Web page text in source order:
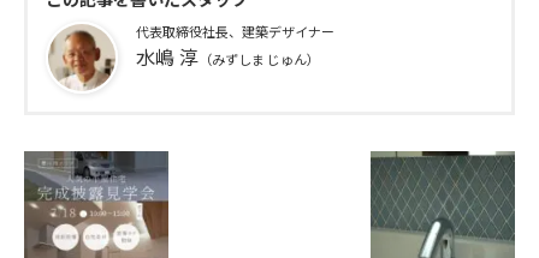
代表取締役社長、建築デザイナー
水嶋 淳 （みずしま じゅん）